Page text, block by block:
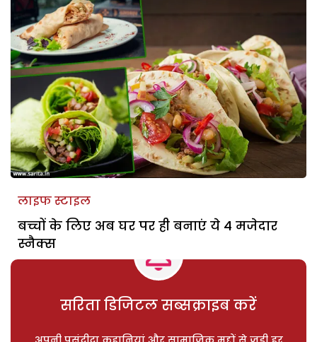
लाइफ स्टाइल
बच्चों के लिए अब घर पर ही बनाएं ये 4 मजेदार
स्नैक्स
सरिता डिजिटल सब्सक्राइब करें